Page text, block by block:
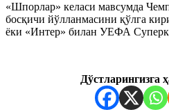
«Шпорлар» келаси мавсумда
босқичи йўлланмасини қўлга
ёки «Интер» билан УЕФА
Дўстларингизга